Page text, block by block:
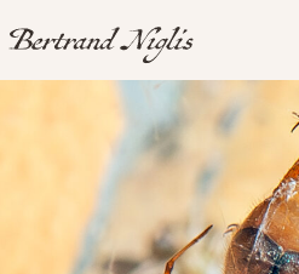
au
contenu
Présentation
Articles